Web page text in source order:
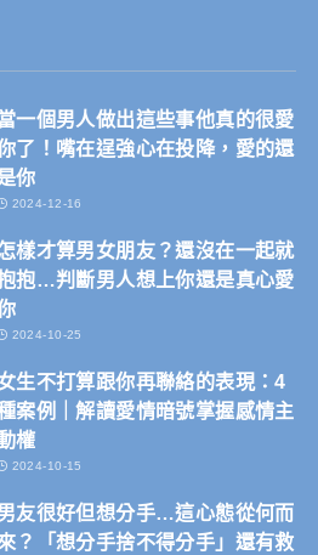
一個男人做出這些事他真的很愛
了！嘴在逞強心在投降，愛的還
你
2024-12-16
樣才算男女朋友？還沒在一起就
抱…判斷男人想上你還是真心愛
2024-10-25
生不打算跟你再聯絡的表現：4
案例｜解讀愛情暗號掌握感情主
權
2024-10-15
友很好但想分手…這心態從何而
？「想分手捨不得分手」還有救